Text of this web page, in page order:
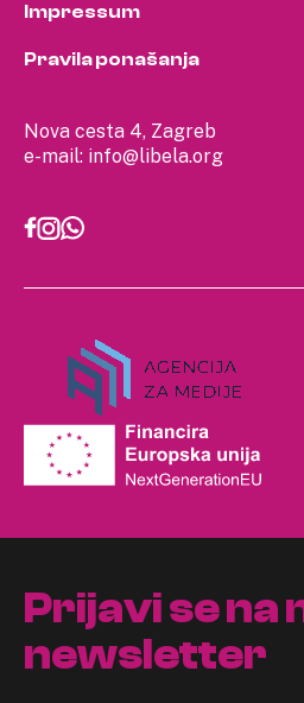
Nova cesta 4, Zagreb
e-mail: info@libela.org
Impressum
Pravila ponašanja
Prijavi se na
newsletter